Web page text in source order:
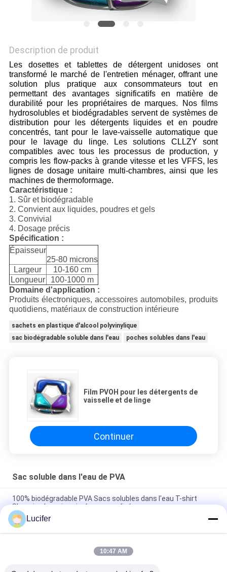
Description de produit
Les dosettes et tablettes de détergent unidoses ont
transformé le marché de l'entretien ménager, offrant une
solution plus pratique aux consommateurs tout en
permettant des avantages significatifs en matière de
durabilité pour les propriétaires de marques. Nos films
hydrosolubles et biodégradables servent de systèmes de
distribution pour les détergents liquides et en poudre
concentrés, tant pour le lave-vaisselle automatique que
pour le lavage du linge. Les solutions CLLZY sont
compatibles avec tous les processus de production, y
compris les flow-packs à grande vitesse et les VFFS, les
lignes de dosage unitaire multi-chambres, ainsi que les
machines de thermoformage.
Caractéristique :
1. Sûr et biodégradable
2. Convient aux liquides, poudres et gels
3. Convivial
4. Dosage précis
Spécification :
Épaisseur
25-80 microns
Largeur
10-160 cm
Longueur
100-1000 m
Domaine d'application :
Produits électroniques, accessoires automobiles, produits
quotidiens, matériaux de construction intérieure
sachets en plastique d'alcool polyvinylique
sac biodégradable soluble dans l'eau
poches solubles dans l'eau
Film PVOH pour les détergents de
vaisselle et de linge
Continuer
Sac soluble dans l'eau de PVA
100% biodégradable PVA Sacs solubles dans l'eau T-shirt
Shopping Logo imprimé personnalisé
Sac soluble dans l'eau chaud de blanchisserie d'hôpital de
660MM x de 840MM x 25Micron
Sachet en plastique soluble dans l'eau froid jetable de PVA
Lucifer
10:47 AM